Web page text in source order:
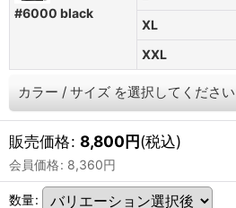
#6000 black
XL
XXL
カラー / サイズ を選択してください
販売価格: 8,800円(税込)
会員価格: 8,360円
数量: